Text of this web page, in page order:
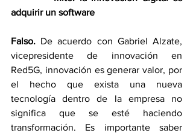
adquirir un software
Falso. De acuerdo con Gabriel Alzate,
vicepresidente de innovación en
Red5G, innovación es generar valor, por
el hecho que exista una nueva
tecnología dentro de la empresa no
significa que se esté haciendo
transformación. Es importante saber